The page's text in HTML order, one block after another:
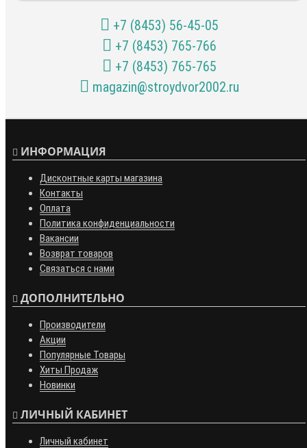
+7 (8453) 56-45-05
+7 (8453) 765-766
+7 (8453) 765-765
magazin@stroydvor2002.ru
ИНФОРМАЦИЯ
Дисконтные карты магазина
Контакты
Оплата
Политика конфиденциальности
Вакансии
Возврат товаров
Связаться с нами
ДОПОЛНИТЕЛЬНО
Производители
Акции
Популярные Товары
Хиты Продаж
Новинки
ЛИЧНЫЙ КАБИНЕТ
Личный кабинет